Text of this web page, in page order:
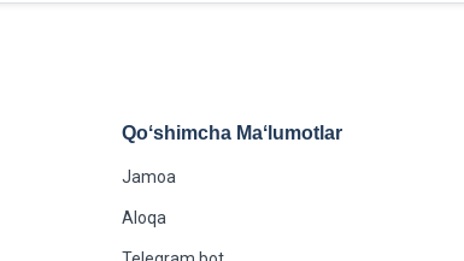
Qoʻshimcha Maʻlumotlar
Jamoa
Aloqa